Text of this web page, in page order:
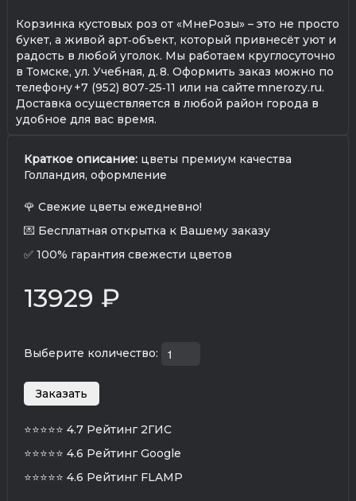
Корзинка кустовых роз от «МнеРозы» – это не просто
букет, а живой арт‑объект, который привнесёт уют и
радость в любой уголок. Мы работаем круглосуточно
в Томске, ул. Учебная, д. 8. Оформить заказ можно по
телефону +7 (952) 807‑25‑11 или на сайте mnerozy.ru.
Доставка осуществляется в любой район города в
удобное для вас время.
Краткое описание: цветы премиум качества
Голландия, оформление
🌹 Свежие цветы ежедневно!
💌 Бесплатная открытка к Вашему заказу
✅ 100% гарантия свежести цветов
13929 ₽
Выберите количество:
⭐⭐⭐⭐⭐ 4.7 Рейтинг 2ГИС
⭐⭐⭐⭐⭐ 4.6 Рейтинг Google
⭐⭐⭐⭐⭐ 4.6 Рейтинг FLAMP